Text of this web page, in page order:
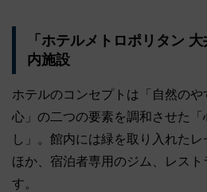
「ホテルメトロポリタン
内施設
ホテルのコンセプトは「自然の
心」の二つの要素を調和させた
し」。館内には緑を取り入れた
ほか、宿泊者専用のジム、レスト
す。